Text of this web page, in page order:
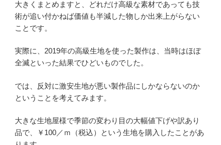
大きくまとめますと、どれだけ高級な素材であっても技
術が追い付かねば価値も半減した物しか出来上がらない
ことです。
実際に、2019年の高級生地を使った製作は、当時はほぼ
全滅といった結果でひどいものでした。
では、反対に激安生地が悪い製作品にしかならないのか
ということを考えてみます。
大きな生地屋様で季節の変わり目の大幅値下げや訳あり
品で、￥100／ｍ（税込）という生地を購入したことがあ